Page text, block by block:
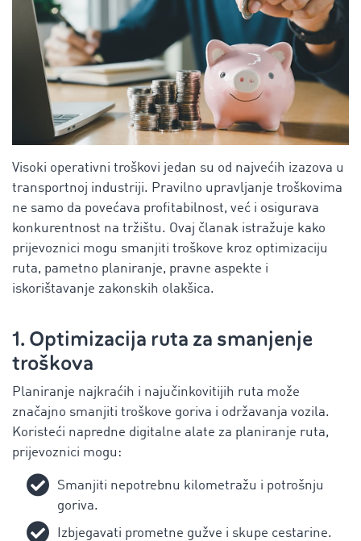
Visoki operativni troškovi jedan su od najvećih izazova u
transportnoj industriji. Pravilno upravljanje troškovima
ne samo da povećava profitabilnost, već i osigurava
konkurentnost na tržištu. Ovaj članak istražuje kako
prijevoznici mogu smanjiti troškove kroz optimizaciju
ruta, pametno planiranje, pravne aspekte i
iskorištavanje zakonskih olakšica.
1. Optimizacija ruta za smanjenje
troškova
Planiranje najkraćih i najučinkovitijih ruta može
značajno smanjiti troškove goriva i održavanja vozila.
Koristeći napredne digitalne alate za planiranje ruta,
prijevoznici mogu:
Smanjiti nepotrebnu kilometražu i potrošnju
goriva.
Izbjegavati prometne gužve i skupe cestarine.